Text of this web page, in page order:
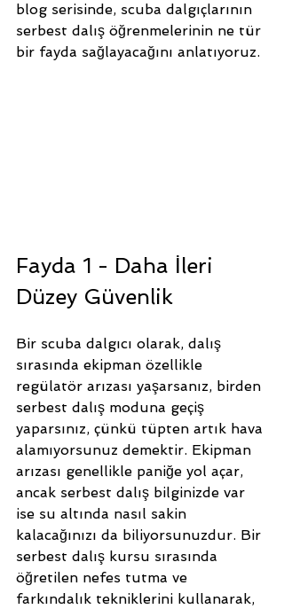
blog serisinde, scuba dalgıçlarının
serbest dalış öğrenmelerinin ne tür
bir fayda sağlayacağını anlatıyoruz.
Fayda 1 - Daha İleri
Düzey Güvenlik
Bir scuba dalgıcı olarak, dalış
sırasında ekipman özellikle
regülatör arızası yaşarsanız, birden
serbest dalış moduna geçiş
yaparsınız, çünkü tüpten artık hava
alamıyorsunuz demektir. Ekipman
arızası genellikle paniğe yol açar,
ancak serbest dalış bilginizde var
ise su altında nasıl sakin
kalacağınızı da biliyorsunuzdur. Bir
serbest dalış kursu sırasında
öğretilen nefes tutma ve
farkındalık tekniklerini kullanarak,